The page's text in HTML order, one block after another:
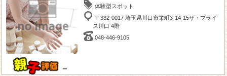
－
体験型スポット
〒332-0017 埼玉県川口市栄町3-14-15ザ・プライ
ス川口 4階
048-446-9105